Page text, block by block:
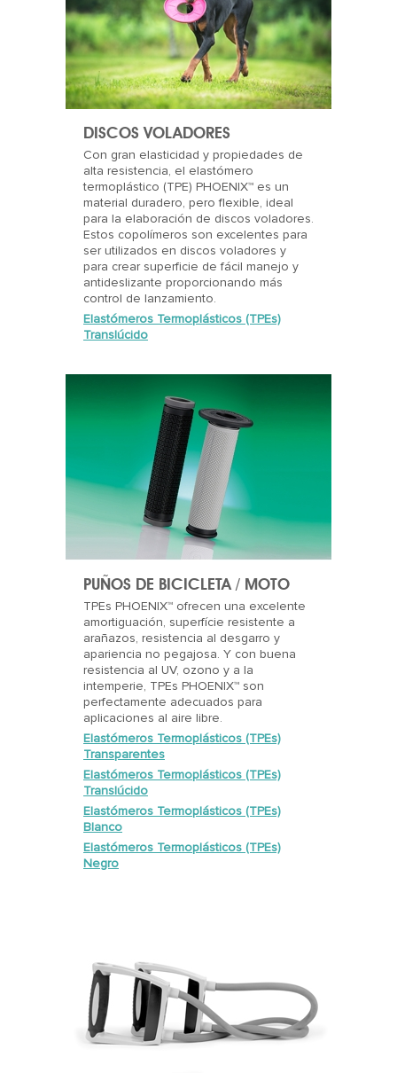
DISCOS VOLADORES
Con gran elasticidad y propiedades de
alta resistencia, el elastómero
termoplástico (TPE) PHOENIX™ es un
material duradero, pero flexible, ideal
para la elaboración de discos voladores.
Estos copolímeros son excelentes para
ser utilizados en discos voladores y
para crear superficie de fácil manejo y
antideslizante proporcionando más
control de lanzamiento.
Elastómeros Termoplásticos (TPEs)
Translúcido
PUÑOS DE BICICLETA / MOTO
TPEs PHOENIX™ ofrecen una excelente
amortiguación, superfície resistente a
arañazos, resistencia al desgarro y
apariencia no pegajosa. Y con buena
resistencia al UV, ozono y a la
intemperie, TPEs PHOENIX™ son
perfectamente adecuados para
aplicaciones al aire libre.
Elastómeros Termoplásticos (TPEs)
Transparentes
Elastómeros Termoplásticos (TPEs)
Translúcido
Elastómeros Termoplásticos (TPEs)
Blanco
Elastómeros Termoplásticos (TPEs)
Negro